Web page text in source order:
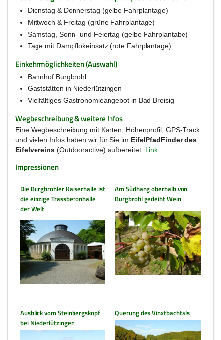
Dienstag & Donnerstag (gelbe Fahrplantage)
Mittwoch & Freitag (grüne Fahrplantage)
Samstag, Sonn- und Feiertag (gelbe Fahrplantabe)
Tage mit Dampflokeinsatz (rote Fahrplantage)
Einkehrmöglichkeiten (Auswahl)
Bahnhof Burgbrohl
Gaststätten in Niederlützingen
Vielfältiges Gastronomieangebot in Bad Breisig
Wegbeschreibung & weitere Infos
Eine Wegbeschreibung mit Karten, Höhenprofil, GPS-Track
und vielen Infos haben wir für Sie im EifelPfadFinder des
Eifelvereins (Outdooractive) aufbereitet. Link
Impressionen
Die Burgbrohler Kaiserhalle ist
die einzige Trassbetonhalle
der Welt
Am Südhang oberhalb von
Burgbrohl gedeiht Wein
Ausblick vom Steinbergskopf
bei Niederlützingen
Querung des Vinxtbachtals